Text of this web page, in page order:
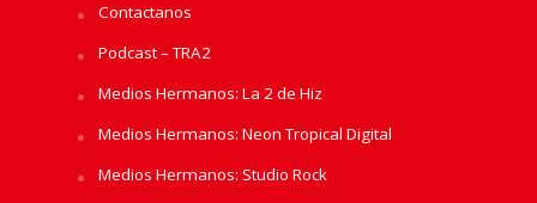
Contactanos
Podcast – TRA2
Medios Hermanos: La 2 de Hiz
Medios Hermanos: Neon Tropical Digital
Medios Hermanos: Studio Rock